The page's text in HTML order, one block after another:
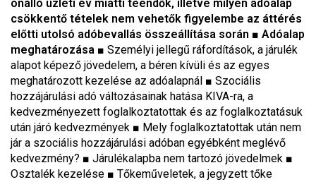
önálló üzleti év miatti teendők, illetve milyen adóalap
csökkentő tételek nem vehetők figyelembe az áttérés
előtti utolsó adóbevallás összeállítása során ■ Adóalap
meghatározása ■ Személyi jellegű ráfordítások, a járulék
alapot képező jövedelem, a béren kívüli és az egyes
meghatározott kezelése az adóalapnál ■ Szociális
hozzájárulási adó változásainak hatása KIVA-ra, a
kedvezményezett foglalkoztatottak és az foglalkoztatásuk
után járó kedvezmények ■ Mely foglalkoztatottak után nem
jár a szociális hozzájárulási adóban egyébként meglévő
kedvezmény? ■ Járulékalapba nem tartozó jövedelmek ■
Osztalék kezelése ■ Tőkeműveletek, a jegyzett tőke